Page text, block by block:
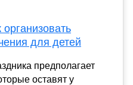
организовать
для детей
предполагает
оставят у